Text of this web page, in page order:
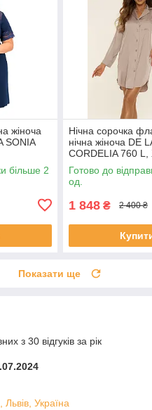
жіноча
SONIA
більше 2
Нічна сорочка
нічна жіноча DE
CORDELIA 760 L,
Готово до
од.
1 848 ₴ 2 400 ₴
Показати ще
з 30 відгуків за рік
Україна